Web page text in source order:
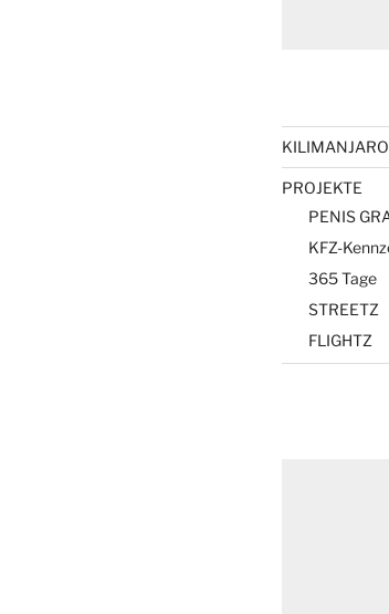
PROJEKTE
PENIS
KFZ-
365 Tage
STREETZ
FLIGHTZ